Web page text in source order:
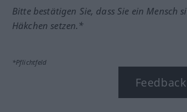
Bitte bestätigen Sie, dass Sie ein Mensch
Häkchen setzen.*
*Pflichtfeld